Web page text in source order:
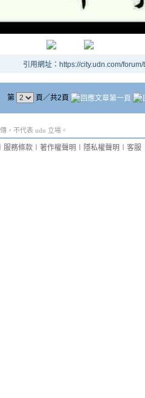
引用網址：https://city.udn.com/
第 頁／共2頁
，不代表 udn 立場。
服務條款 著作權聲明 隱私權聲明 客服